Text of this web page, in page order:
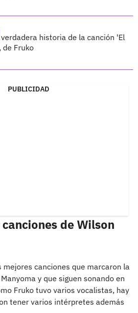
verdadera historia de la canción 'El
de Fruko
PUBLICIDAD
de Wilson
mejores canciones que marcaron la
y que siguen sonando en
Fruko tuvo varios vocalistas, hay
tener varios intérpretes además